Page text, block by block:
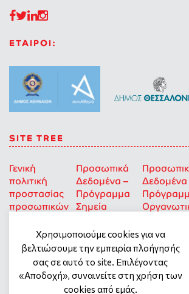
ΕΤΑΙΡΟΙ:
SITE TREE
Γενική
πολιτική
προστασίας
προσωπικών
Προσωπικά
Δεδομένα –
Πρόγραμμα
Σημεία
Δεδομένα
για Οκοιπ
που δρουν
Ισότητα
των
Χρησιμοποιούμε cookies για να
βελτιώσουμε την εμπειρία πλοήγησής
σας σε αυτό το site. Επιλέγοντας
«Αποδοχή», συναινείτε στη χρήση των
cookies από εμάς.